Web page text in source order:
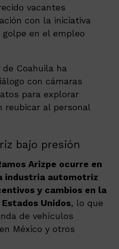
vacantes
con la iniciativa
en el empleo
Coahuila ha
con cámaras
para explorar
reubicar al personal
bajo presión
Arizpe ocurre en
industria automotriz
y cambios en la
Unidos, lo que
de vehículos
México y otros